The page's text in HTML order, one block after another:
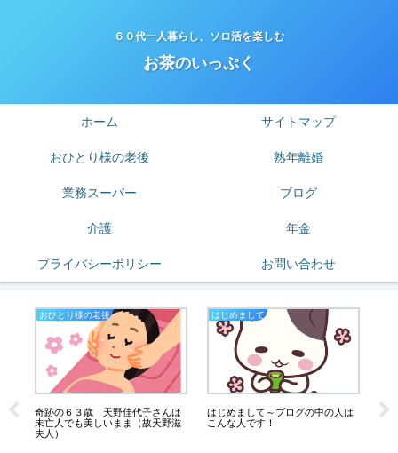
６０代一人暮らし、ソロ活を楽しむ
お茶のいっぷく
ホーム サイトマップ
おひとり様の老後 熟年離婚
業務スーパー ブログ
介護 年金
プライバシーポリシー お問い合わせ
おひとり様の老後
奇跡の６３歳 天野佳代子さんは
未亡人でも美しいまま（故天野滋
夫人）
はじめまして
はじめまして～ブログの中の人は
こんな人です！